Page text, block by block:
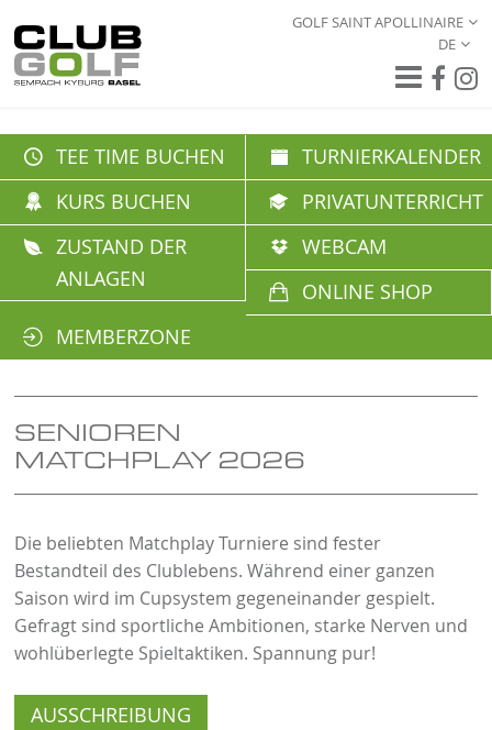
GOLF SAINT APOLLINAIRE
DE
TEE TIME BUCHEN
TURNIERKALENDER
KURS BUCHEN
PRIVATUNTERRICHT
ZUSTAND DER
ANLAGEN
WEBCAM
ONLINE SHOP
MEMBERZONE
SENIOREN
MATCHPLAY 2026
Die beliebten Matchplay Turniere sind fester
Bestandteil des Clublebens. Während einer ganzen
Saison wird im Cupsystem gegeneinander gespielt.
Gefragt sind sportliche Ambitionen, starke Nerven und
wohlüberlegte Spieltaktiken. Spannung pur!
AUSSCHREIBUNG